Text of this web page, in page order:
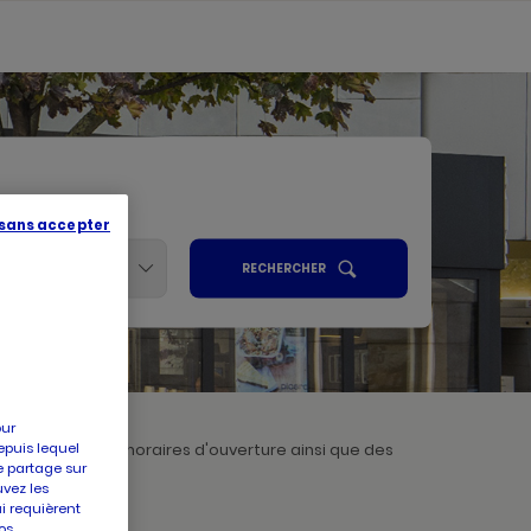
RECHERCHERUN
POINT
VENTE
des horaires d'ouverture ainsi que des
LORMONT
lequel
partage sur
les
requièrent
accepter